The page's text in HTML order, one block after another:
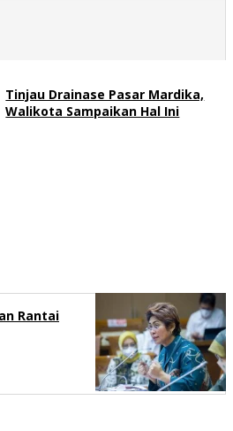
Tinjau Drainase Pasar Mardika,
Walikota Sampaikan Hal Ini
Rantai